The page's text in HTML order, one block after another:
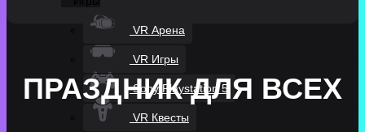
VR Арена
VR Игры
Sony Playstation 5
VR Квесты
ПРАЗДНИК ДЛЯ ВСЕХ